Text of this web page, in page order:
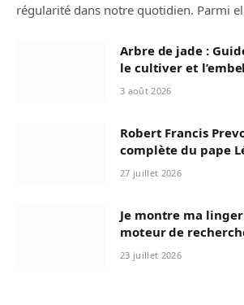
régularité dans notre quotidien. Parmi
Arbre de jade :
le cultiver et
3 août 2026
Robert Francis
complète du pape
27 juillet 2026
Je montre ma
moteur de
23 juillet 2026